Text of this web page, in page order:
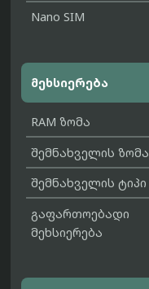
Nano SIM
მეხსიერება
RAM ზომა
შემნახველის ზომა
შემნახველის ტიპი
გაფართოებადი
მეხსიერება